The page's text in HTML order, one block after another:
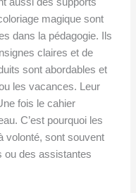
aussi des supports
magique sont
dans la pédagogie. Ils
claires et de
sont abordables et
les vacances. Leur
fois le cahier
C’est pourquoi les
volonté, sont souvent
ou des assistantes